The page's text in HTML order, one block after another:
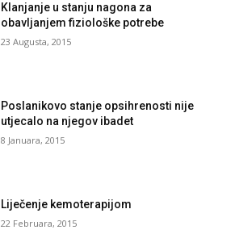
Klanjanje u stanju nagona za
obavljanjem fiziološke potrebe
23 Augusta, 2015
Poslanikovo stanje opsihrenosti nije
utjecalo na njegov ibadet
8 Januara, 2015
Liječenje kemoterapijom
22 Februara, 2015